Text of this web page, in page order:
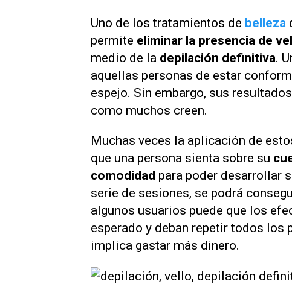
Uno de los tratamientos de belleza
permite eliminar la presencia de
medio de la depilación definitiva.
aquellas personas de estar
espejo. Sin embargo, sus
como muchos creen.
Muchas veces la aplicación de
que una persona sienta sobre su
comodidad para poder desarrollar
serie de sesiones, se podrá
algunos usuarios puede que los
esperado y deban repetir todos los
implica gastar más dinero.